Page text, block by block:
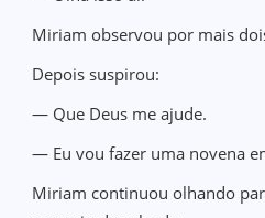
Miriam observou por mais
Depois suspirou:
— Que Deus me ajude.
— Eu vou fazer uma novena
Miriam continuou olhando